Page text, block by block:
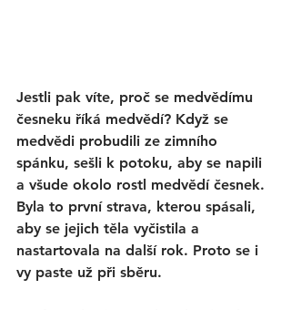
Jestli pak víte, proč se medvědímu
česneku říká medvědí? Když se
medvědi probudili ze zimního
spánku, sešli k potoku, aby se napili
a všude okolo rostl medvědí česnek.
Byla to první strava, kterou spásali,
aby se jejich těla vyčistila a
nastartovala na další rok. Proto se i
vy paste už při sběru.